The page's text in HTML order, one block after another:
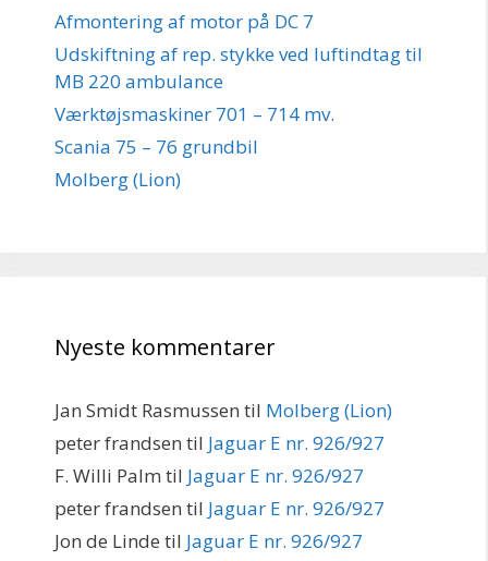
Afmontering af motor på DC 7
Udskiftning af rep. stykke ved luftindtag til
MB 220 ambulance
Værktøjsmaskiner 701 – 714 mv.
Scania 75 – 76 grundbil
Molberg (Lion)
Nyeste kommentarer
Jan Smidt Rasmussen til Molberg (Lion)
peter frandsen til Jaguar E nr. 926/927
F. Willi Palm til Jaguar E nr. 926/927
peter frandsen til Jaguar E nr. 926/927
Jon de Linde til Jaguar E nr. 926/927